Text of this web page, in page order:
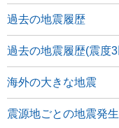
過去の地震履歴
過去の地震履歴(震度
海外の大きな地震
震源地ごとの地震発